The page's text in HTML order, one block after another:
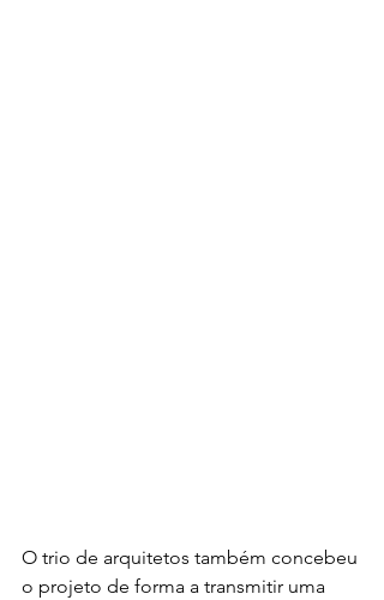
O trio de arquitetos também concebeu
o projeto de forma a transmitir uma